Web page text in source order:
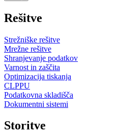
Rešitve
Strežniške rešitve
Mrežne rešitve
Shranjevanje podatkov
Varnost in zaščita
Optimizacija tiskanja
CLPPU
Podatkovna skladišča
Dokumentni sistemi
Storitve